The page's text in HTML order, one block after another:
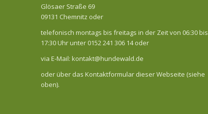
Glösaer Straße 69
09131 Chemnitz oder
telefonisch montags bis freitags in der Zeit von 06:30 bis
17:30 Uhr unter 0152 241 306 14 oder
via E-Mail: kontakt@hundewald.de
oder über das Kontaktformular dieser Webseite (siehe
oben).